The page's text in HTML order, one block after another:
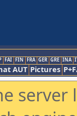
FAI FIN FRA GER GRE INA
AUT Pictures